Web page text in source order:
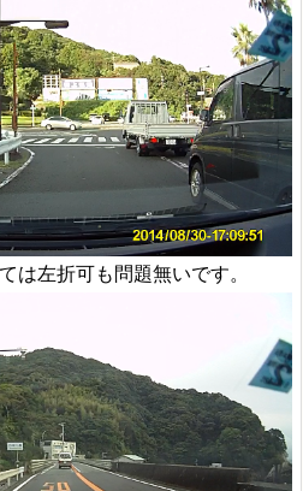
は左折可も問題無いです。